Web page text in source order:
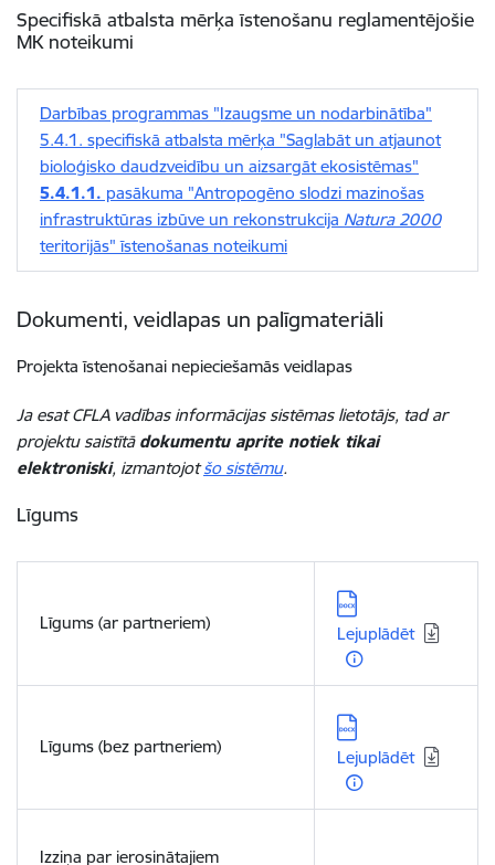
Specifiskā atbalsta mērķa īstenošanu reglamentējošie
MK noteikumi
Darbības programmas "Izaugsme un nodarbinātība"
5.4.1. specifiskā atbalsta mērķa "Saglabāt un atjaunot
bioloģisko daudzveidību un aizsargāt ekosistēmas"
5.4.1.1. pasākuma "Antropogēno slodzi mazinošas
infrastruktūras izbūve un rekonstrukcija Natura 2000
teritorijās" īstenošanas noteikumi
Dokumenti, veidlapas un palīgmateriāli
Projekta īstenošanai nepieciešamās veidlapas
Ja esat CFLA vadības informācijas sistēmas lietotājs, tad ar
projektu saistītā dokumentu aprite notiek tikai
elektroniski, izmantojotšo sistēmu.
Līgums
Līgums (ar partneriem)
Lejupielādēt:
Lejuplādēt
Līgums (bez partneriem)
Lejupielādēt:
Lejuplādēt
Izziņa par ierosinātajiem